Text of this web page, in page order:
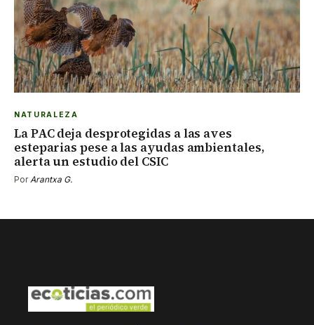
NATURALEZA
La PAC deja desprotegidas a las aves
esteparias pese a las ayudas ambientales,
alerta un estudio del CSIC
PorArantxa G.